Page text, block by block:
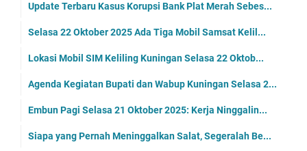
Update Terbaru Kasus Korupsi Bank Plat Merah Sebes...
Selasa 22 Oktober 2025 Ada Tiga Mobil Samsat Kelil...
Lokasi Mobil SIM Keliling Kuningan Selasa 22 Oktob...
Agenda Kegiatan Bupati dan Wabup Kuningan Selasa 2...
Embun Pagi Selasa 21 Oktober 2025: Kerja Ninggalin...
Siapa yang Pernah Meninggalkan Salat, Segeralah Be...